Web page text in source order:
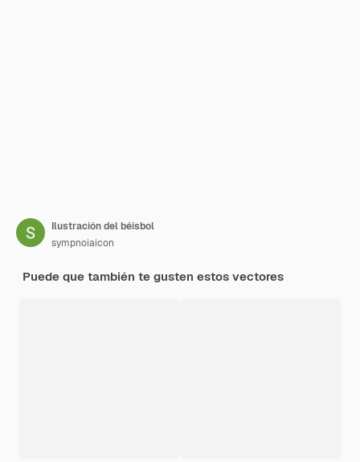
Ilustración del béisbol
sympnoiaicon
Puede que también te gusten estos vectores